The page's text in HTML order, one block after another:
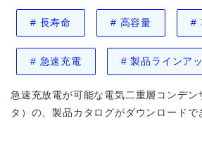
# 長寿命 # 高容量 #
# 急速充電 # 製品ラインア
急速充放電が可能な電気二重層コンデン
タ）の、製品カタログがダウンロードで